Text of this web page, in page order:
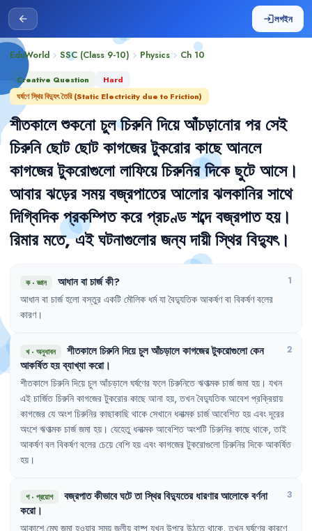
arrow_back loginলগইন
EduWorld chevron_right SSC (Class 9-10) chevron_right Physics chevron_right Ch 10
Creative Question
Hard
ঘর্ষণে স্থির বিদ্যুৎ তৈরি (Static Electricity due to Friction)
শীতকালে শুকনো চুল চিরুনি দিয়ে আঁচড়ানোর পর সেই
চিরুনি ছোট ছোট কাগজের টুকরোর কাছে আনলে
কাগজের টুকরোগুলো লাফিয়ে চিরুনির দিকে ছুটে আসে।
আবার ঝড়ের সময় বজ্রপাতের আলোর ঝলকানির সাথে
দিগ্বিদিক প্রকম্পিত করে প্রচণ্ড শব্দে বজ্রপাত হয়।
রিমার মতে, এই ঘটনাগুলোর জন্য দায়ী স্থির বিদ্যুৎ।
ক·জ্ঞান আধানবাচার্জকী? 1
আধান বা চার্জ হলো বস্তুর একটি মৌলিক ধর্ম যা বৈদ্যুতিক আকর্ষণ বা বিকর্ষণ বলের
কারণ।
খ· অনুধাবন শীতকালেচিরুনিদিয়েচুলআঁচড়ালেকাগজেরটুকরোগুলোকেন
আকর্ষিতহয়ব্যাখ্যাকরো।
2
শীতকালে চিরুনি দিয়ে চুল আঁচড়ালে ঘর্ষণের ফলে চিরুনিতে ঋণাত্মক চার্জ জমা হয় । যখন
এই চার্জিত চিরুনি কাগজের টুকরোর কাছে আনা হয়, তখন বৈদ্যুতিক আবেশ প্রক্রিয়ায়
কাগজের যে অংশ চিরুনির কাছাকাছি থাকে সেখানে ধনাত্মক চার্জ আবেশিত হয় এবং দূরের
অংশে ঋণাত্মক চার্জ জমা হয় । যেহেতু ধনাত্মক আবেশিত অংশটি চিরুনির কাছে থাকে, তাই
আকর্ষণ বল বিকর্ষণ বলের চেয়ে বেশি হয় এবং কাগজের টুকরোগুলো চিরুনির দিকে আকর্ষিত
হয় ।
গ· প্রয়োগ বজ্রপাতকীভাবেঘটেতাস্থিরবিদ্যুতেরধারণারআলোকেবর্ণনা
করো।
3
আকাশে মেঘ জমা হওয়ার সময় জলীয় বাষ্প যখন উপরে উঠতে থাকে, তখন ঘর্ষণের কারণে